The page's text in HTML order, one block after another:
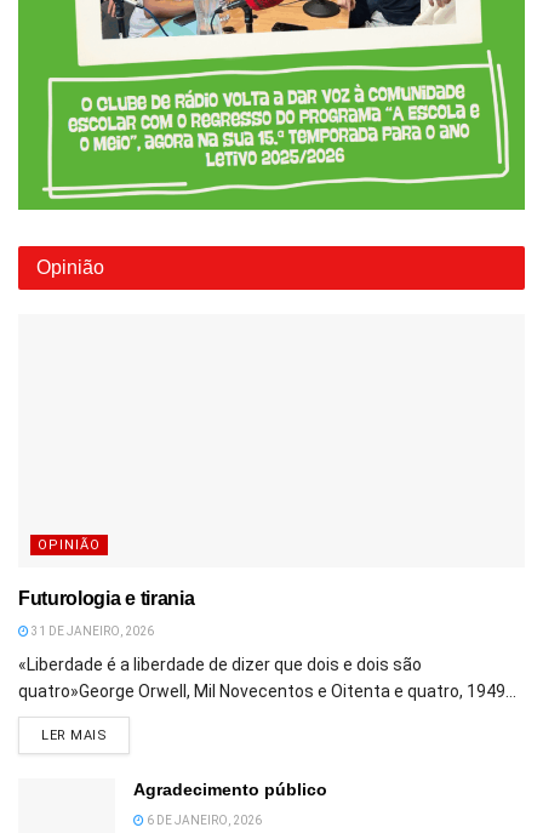
Opinião
OPINIÃO
Futurologia e tirania
31 DE JANEIRO, 2026
«Liberdade é a liberdade de dizer que dois e dois são
quatro»George Orwell, Mil Novecentos e Oitenta e quatro, 1949...
LER MAIS
Agradecimento público
6 DE JANEIRO, 2026